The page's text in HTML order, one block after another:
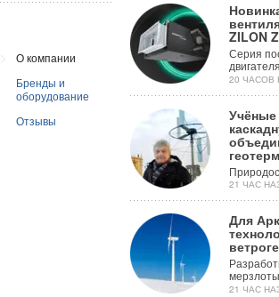
О компании
Бренды и
оборудование
Отзывы
ZILON
Серия
20 ЧАСОВ
21 ЧАС
Для
21 ЧАС